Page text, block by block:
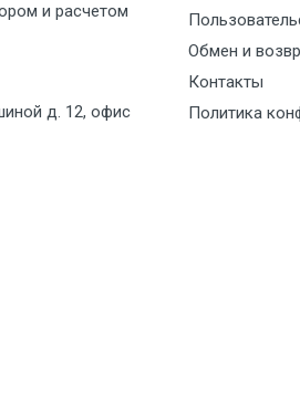
и расчетом
д. 12, офис
Обмен и
Контакты
Политика